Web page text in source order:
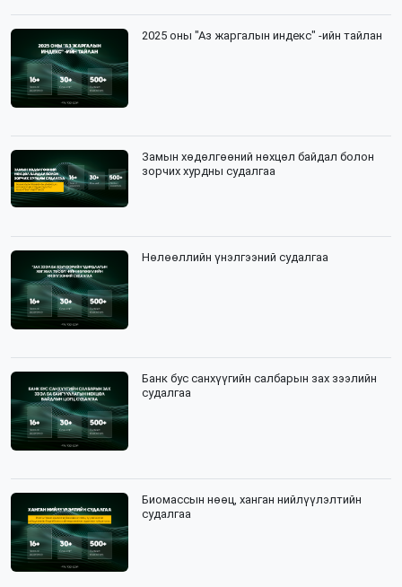
2025 оны "Аз жаргалын индекс" -ийн тайлан
Замын хөдөлгөөний нөхцөл байдал болон
зорчих хурдны судалгаа
Нөлөөллийн үнэлгээний судалгаа
Банк бус санхүүгийн салбарын зах зээлийн
судалгаа
Биомассын нөөц, ханган нийлүүлэлтийн
судалгаа